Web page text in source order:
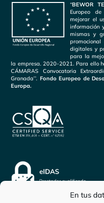
En tus
“BEWOR
Europeo
mejorar el
información
mismas y
digitales y
para la
la empresa. 2020-2021. Para ello
CÁMARAS Convocatoria
Granada’’. Fondo Europeo de
Europa.